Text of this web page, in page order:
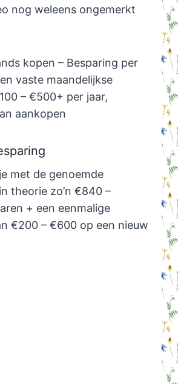
nog weleens ongemerkt
kopen – Besparing per
vaste maandelijkse
– €500+ per jaar,
aankopen
met de genoemde
theorie zo’n €840 –
+ een eenmalige
€200 – €600 op een nieuw